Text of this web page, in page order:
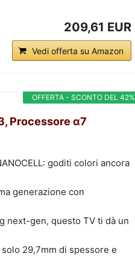
209,61 EUR
Vedi offerta su Amazon
OFFERTA - SCONTO DEL 42%
Processore α7
goditi colori ancora
generazione con
next-gen, questo TV ti dà un
solo 29,7mm di spessore e